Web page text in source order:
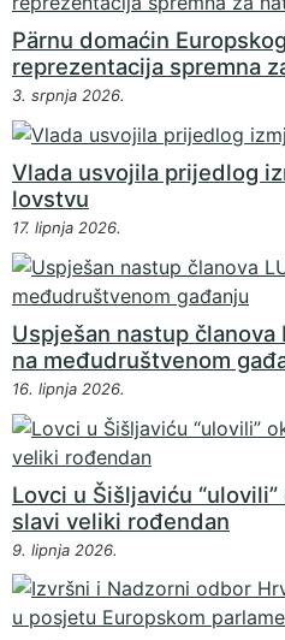
Pärnu domaćin
reprezentacija spremna
3. srpnja 2026.
Vlada usvojila prijedlog
lovstvu
17. lipnja 2026.
Uspješan nastup članova
na međudruštvenom
16. lipnja 2026.
Lovci u Šišljaviću
slavi veliki rođendan
9. lipnja 2026.